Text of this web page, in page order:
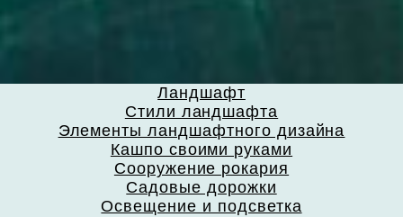
Ландшафт
Стили ландшафта
Элементы ландшафтного дизайна
Кашпо своими руками
Сооружение рокария
Садовые дорожки
Освещение и подсветка